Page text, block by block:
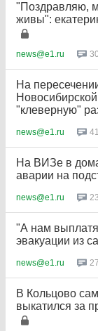
"Поздравляю,
живы":
news@e1.ru 30
На
"клеверную"
news@e1.ru 41
На ВИЗе в
аварии на
news@e1.ru 23
"А нам
эвакуации из
news@e1.ru 27
В Кольцово
выкатился за